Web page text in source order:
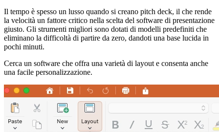
Il tempo è spesso un lusso quando si creano pitch deck, il che rende
la velocità un fattore critico nella scelta del software di presentazione
giusto. Gli strumenti migliori sono dotati di modelli predefiniti che
eliminano la difficoltà di partire da zero, dandoti una base lucida in
pochi minuti.
Cerca un software che offra una varietà di layout e consenta anche
una facile personalizzazione.